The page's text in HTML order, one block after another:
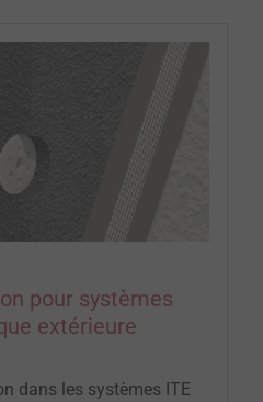
pour systèmes
extérieure
dans les systèmes ITE